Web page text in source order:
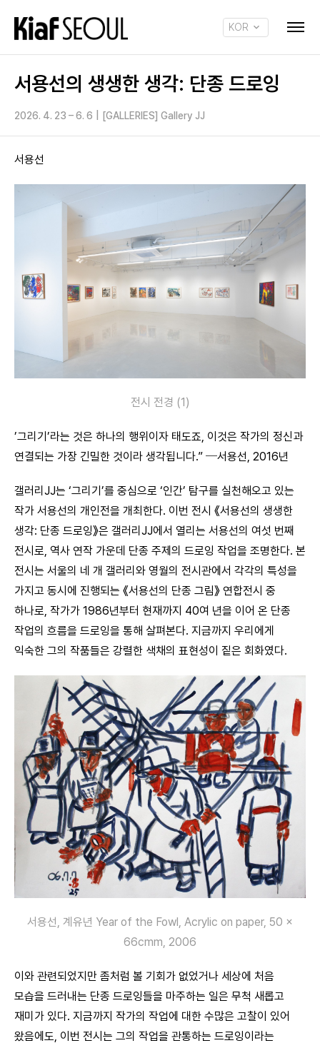
KOR
서용선의 생생한 생각: 단종 드로잉
2026. 4. 23 – 6. 6 [GALLERIES] Gallery JJ
서용선
전시 전경 (1)
’그리기’라는 것은 하나의 행위이자 태도죠, 이것은 작가의 정신과
연결되는 가장 긴밀한 것이라 생각됩니다.” ─서용선, 2016년
갤러리JJ는 ‘그리기’를 중심으로 ‘인간’ 탐구를 실천해오고 있는
작가 서용선의 개인전을 개최한다. 이번 전시 《서용선의 생생한
생각: 단종 드로잉》은 갤러리JJ에서 열리는 서용선의 여섯 번째
전시로, 역사 연작 가운데 단종 주제의 드로잉 작업을 조명한다. 본
전시는 서울의 네 개 갤러리와 영월의 전시관에서 각각의 특성을
가지고 동시에 진행되는 《서용선의 단종 그림》 연합전시 중
하나로, 작가가 1986년부터 현재까지 40여 년을 이어 온 단종
작업의 흐름을 드로잉을 통해 살펴본다. 지금까지 우리에게
익숙한 그의 작품들은 강렬한 색채의 표현성이 짙은 회화였다.
서용선, 계유년 Year of the Fowl, Acrylic on paper, 50 ×
66cmm, 2006
이와 관련되었지만 좀처럼 볼 기회가 없었거나 세상에 처음
모습을 드러내는 단종 드로잉들을 마주하는 일은 무척 새롭고
재미가 있다. 지금까지 작가의 작업에 대한 수많은 고찰이 있어
왔음에도, 이번 전시는 그의 작업을 관통하는 드로잉이라는